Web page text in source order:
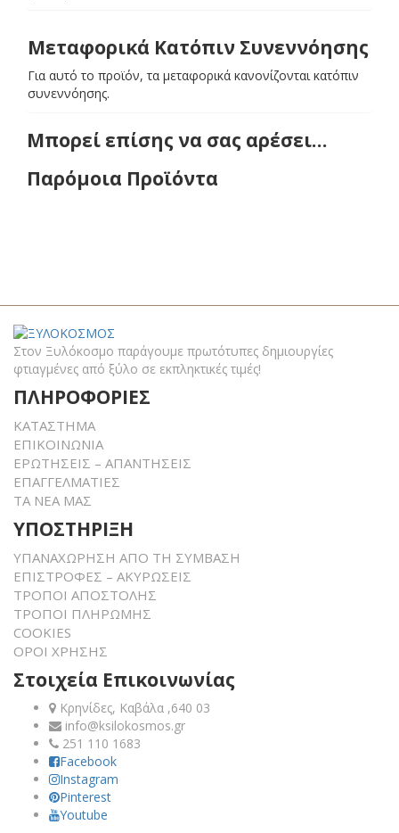
Μεταφορικά Κατόπιν Συνεννόησης
Για αυτό το προϊόν, τα μεταφορικά κανονίζονται κατόπιν
συνεννόησης.
Μπορεί επίσης να σας αρέσει…
Παρόμοια Προϊόντα
Στον Ξυλόκοσμο παράγουμε πρωτότυπες δημιουργίες
φτιαγμένες από ξύλο σε εκπληκτικές τιμές!
ΠΛΗΡΟΦΟΡΙΕΣ
ΚΑΤΑΣΤΗΜΑ
ΕΠΙΚΟΙΝΩΝΙΑ
ΕΡΩΤΗΣΕΙΣ – ΑΠΑΝΤΗΣΕΙΣ
ΕΠΑΓΓΕΛΜΑΤΙΕΣ
ΤΑ ΝΕΑ ΜΑΣ
ΥΠΟΣΤΗΡΙΞΗ
ΥΠΑΝΑΧΩΡΗΣΗ ΑΠΟ ΤΗ ΣΥΜΒΑΣΗ
ΕΠΙΣΤΡΟΦΕΣ – ΑΚΥΡΩΣΕΙΣ
ΤΡΟΠΟΙ ΑΠΟΣΤΟΛΗΣ
ΤΡΟΠΟΙ ΠΛΗΡΩΜΗΣ
COOKIES
ΟΡΟΙ ΧΡΗΣΗΣ
Στοιχεία Επικοινωνίας
Κρηνίδες, Καβάλα ,640 03
info@ksilokosmos.gr
251 110 1683
Facebook
Instagram
Pinterest
Youtube